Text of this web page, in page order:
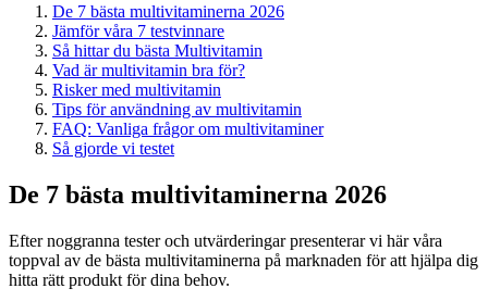
De 7 bästa multivitaminerna 2026
Jämför våra 7 testvinnare
Så hittar du bästa Multivitamin
Vad är multivitamin bra för?
Risker med multivitamin
Tips för användning av multivitamin
FAQ: Vanliga frågor om multivitaminer
Så gjorde vi testet
De 7 bästa multivitaminerna 2026
Efter noggranna tester och utvärderingar presenterar vi här våra
toppval av de bästa multivitaminerna på marknaden för att hjälpa dig
hitta rätt produkt för dina behov.